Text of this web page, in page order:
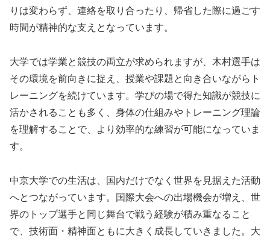
りは変わらず、連絡を取り合ったり、帰省した際に過ごす
時間が精神的な支えとなっています。
大学では学業と競技の両立が求められますが、木村選手は
その環境を前向きに捉え、授業や課題と向き合いながらト
レーニングを続けています。学びの場で得た知識が競技に
活かされることも多く、身体の仕組みやトレーニング理論
を理解することで、より効率的な練習が可能になっていま
す。
中京大学での生活は、国内だけでなく世界を見据えた活動
へとつながっています。国際大会への出場機会が増え、世
界のトップ選手と同じ舞台で戦う経験が積み重なること
で、技術面・精神面ともに大きく成長していきました。大